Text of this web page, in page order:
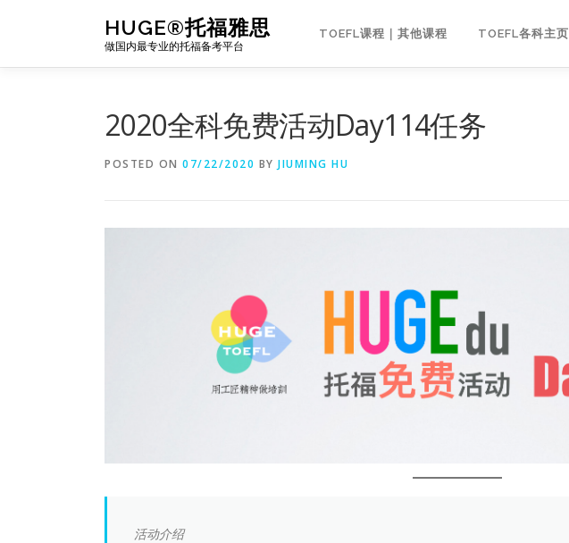
HUGE®托福雅思
做国内最专业的托福备考平台
TOEFL课程｜其他课程 TOEFL各科主页
2020全科免费活动Day114任务
POSTED ON 07/22/2020 BY JIUMING HU
活动介绍